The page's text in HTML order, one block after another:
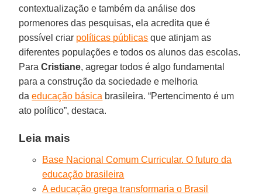
contextualização e também da análise dos
pormenores das pesquisas, ela acredita que é
possível criar políticas públicas que atinjam as
diferentes populações e todos os alunos das escolas.
ParaCristiane, agregar todos é algo fundamental
para a construção da sociedade e melhoria
daeducação básica brasileira. “Pertencimento é um
ato político”, destaca.
Leia mais
Base Nacional Comum Curricular. O futuro da
educação brasileira
A educação grega transformaria o Brasil